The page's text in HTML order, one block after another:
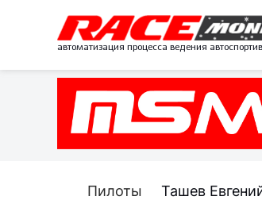
автоматизация процесса ведения
Пилоты Ташев